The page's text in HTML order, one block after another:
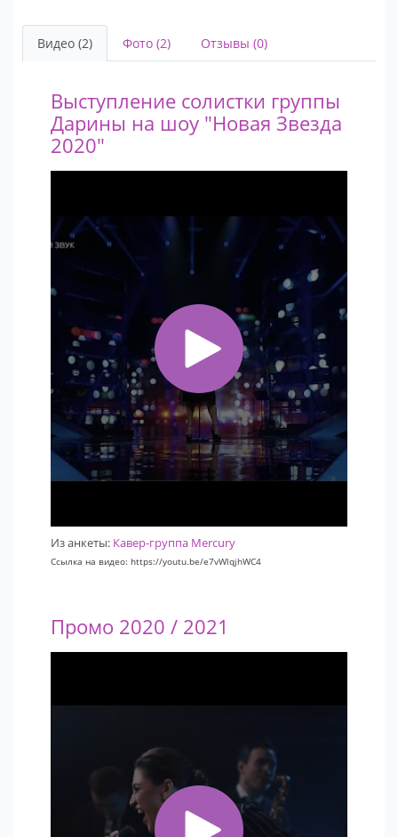
Видео (2) Фото (2) Отзывы (0)
Выступление солистки группы
Дарины на шоу "Новая Звезда
2020"
Из анкеты: Кавер-группа Mercury
Ссылка на видео: https://youtu.be/e7vWlqjhWC4
Промо 2020 / 2021